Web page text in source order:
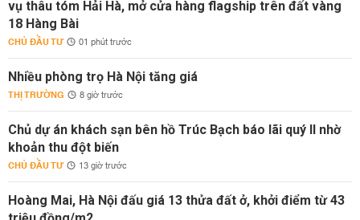
vụ thâu tóm Hải Hà, mở cửa hàng flagship trên đất vàng
18 Hàng Bài
CHỦ ĐẦU TƯ 01 phút trước
Nhiều phòng trọ Hà Nội tăng giá
THỊ TRƯỜNG 8 giờ trước
Chủ dự án khách sạn bên hồ Trúc Bạch báo lãi quý II nhờ
khoản thu đột biến
CHỦ ĐẦU TƯ 13 giờ trước
Hoàng Mai, Hà Nội đấu giá 13 thửa đất ở, khởi điểm từ 43